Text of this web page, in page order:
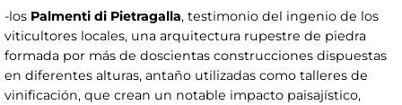
-los Palmenti di Pietragalla, testimonio del ingenio de los
viticultores locales, una arquitectura rupestre de piedra
formada por más de doscientas construcciones dispuestas
en diferentes alturas, antaño utilizadas como talleres de
vinificación, que crean un notable impacto paisajístico,